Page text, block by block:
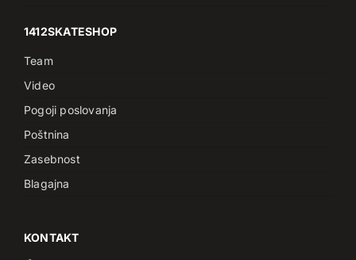
1412SKATESHOP
Team
Video
Pogoji poslovanja
Poštnina
Zasebnost
Blagajna
KONTAKT